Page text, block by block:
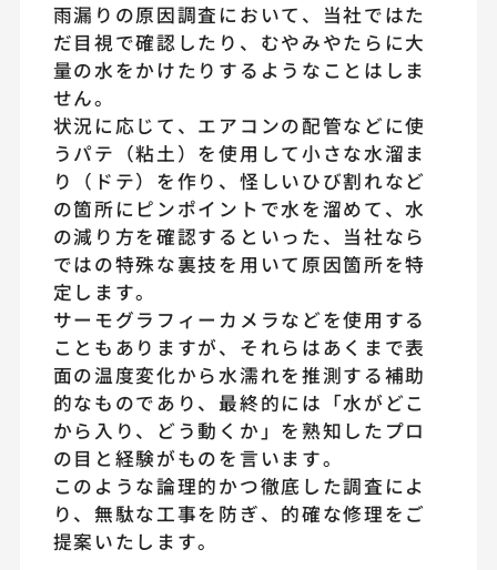
雨漏りの原因調査において、当社ではた
だ目視で確認したり、むやみやたらに大
量の水をかけたりするようなことはしま
せん。
状況に応じて、エアコンの配管などに使
うパテ（粘土）を使用して小さな水溜ま
り（ドテ）を作り、怪しいひび割れなど
の箇所にピンポイントで水を溜めて、水
の減り方を確認するといった、当社なら
ではの特殊な裏技を用いて原因箇所を特
定します。
サーモグラフィーカメラなどを使用する
こともありますが、それらはあくまで表
面の温度変化から水濡れを推測する補助
的なものであり、最終的には「水がどこ
から入り、どう動くか」を熟知したプロ
の目と経験がものを言います。
このような論理的かつ徹底した調査によ
り、無駄な工事を防ぎ、的確な修理をご
提案いたします。